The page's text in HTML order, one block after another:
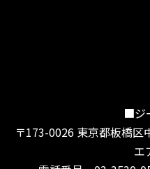
■ジ
〒173-0026 東京都板橋区
エ